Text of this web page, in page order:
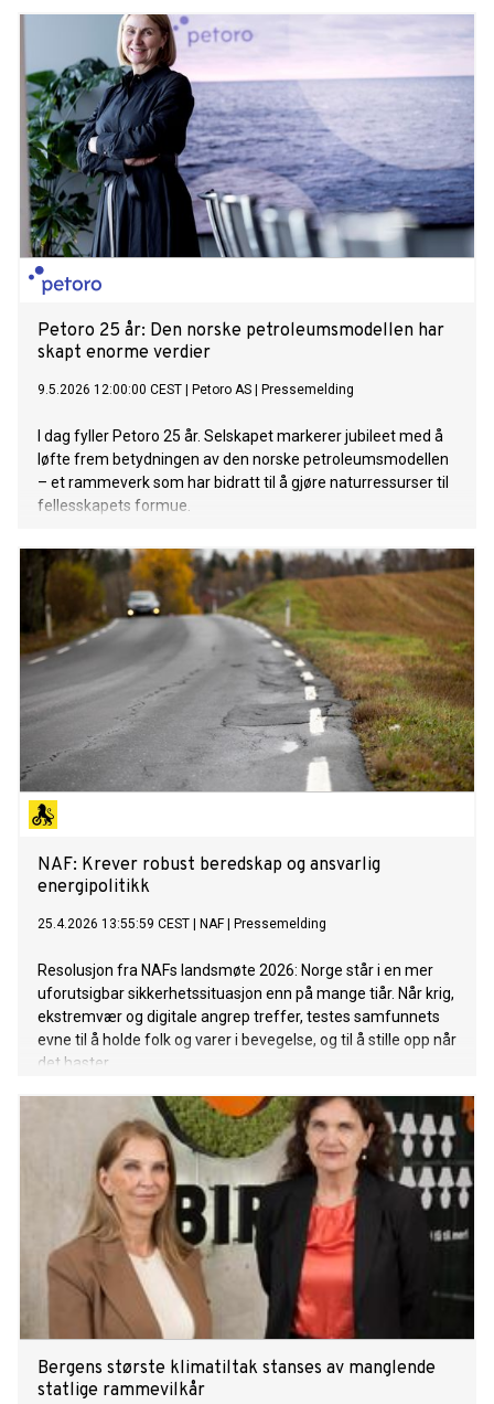
industriell drift, noe som krever tydeligere politiske rammer.
Petoro 25 år: Den norske petroleumsmodellen har
skapt enorme verdier
9.5.2026 12:00:00 CEST Petoro AS Pressemelding
I dag fyller Petoro 25 år. Selskapet markerer jubileet med å
løfte frem betydningen av den norske petroleumsmodellen
– et rammeverk som har bidratt til å gjøre naturressurser til
fellesskapets formue.
NAF: Krever robust beredskap og ansvarlig
energipolitikk
25.4.2026 13:55:59 CEST NAF| Pressemelding
Resolusjon fra NAFs landsmøte 2026: Norge står i en mer
uforutsigbar sikkerhetssituasjon enn på mange tiår. Når krig,
ekstremvær og digitale angrep treffer, testes samfunnets
evne til å holde folk og varer i bevegelse, og til å stille opp når
det haster.
Bergens største klimatiltak stanses av manglende
statlige rammevilkår